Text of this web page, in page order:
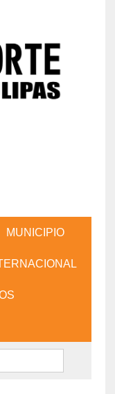
MUNICIPIO